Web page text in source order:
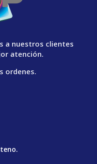
a nuestros clientes
atención.
ordenes.